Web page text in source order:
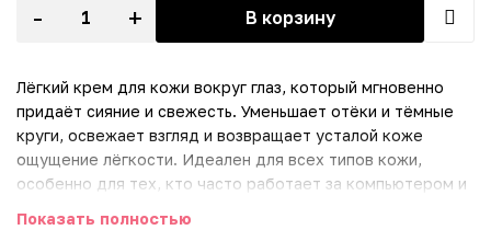
- + В корзину
Лёгкий крем для кожи вокруг глаз, который мгновенно
придаёт сияние и свежесть. Уменьшает отёки и тёмные
круги, освежает взгляд и возвращает усталой коже
ощущение лёгкости. Идеален для всех типов кожи,
особенно для тех, кто часто работает за компьютером и
Показать полностью